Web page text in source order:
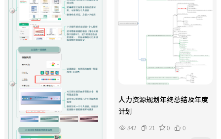
具，列明海报必备板块，配套宣传标
语 “会倾听｜有温度｜只为你”。整
套方案标准化输出心理咨询业务宣传
内容，形成可直接套用的文案与海报
构，帮助从业者清晰传递服务价值，
高效完成线上宣传素材创作。
人力资源规划年终总结及年度
计划
842 21 0
0